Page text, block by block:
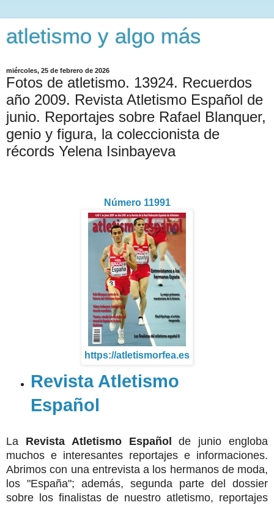
atletismo y algo más
miércoles, 25 de febrero de 2026
Fotos de atletismo. 13924. Recuerdos
año 2009. Revista Atletismo Español de
junio. Reportajes sobre Rafael Blanquer,
genio y figura, la coleccionista de
récords Yelena Isinbayeva
Número 11991
https://atletismorfea.es
Revista Atletismo
Español
La Revista Atletismo Español
de junio engloba
muchos e interesantes reportajes e informaciones.
Abrimos con una entrevista a los hermanos de moda,
los "España"; además, segunda parte del dossier
sobre los finalistas de nuestro atletismo, reportajes